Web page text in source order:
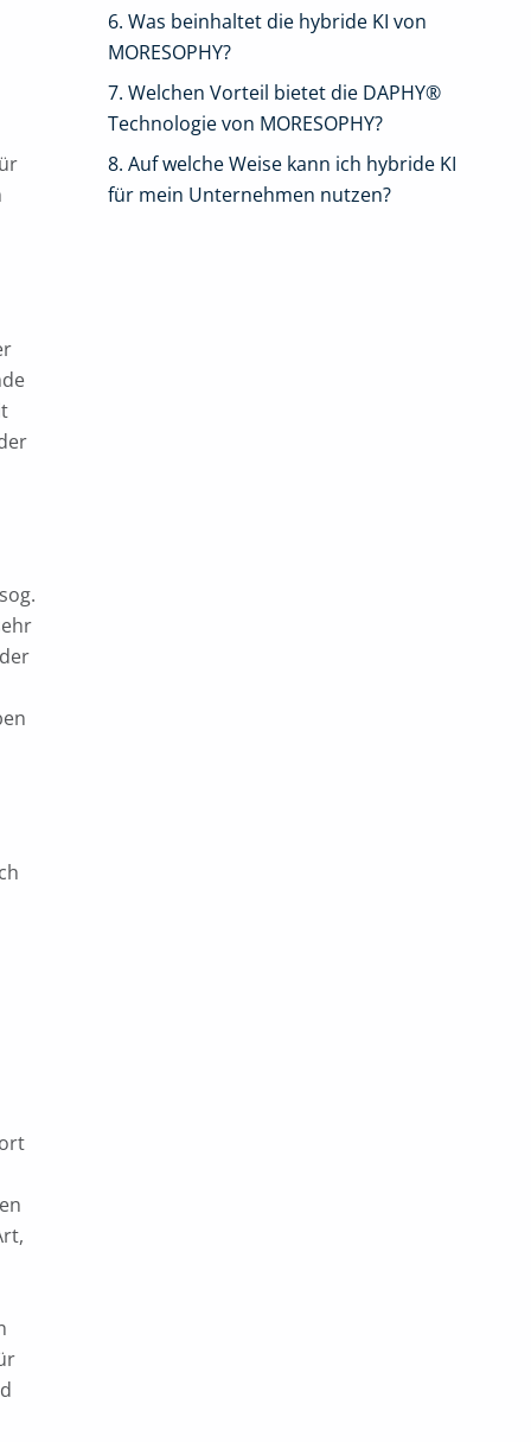
6. Was beinhaltet die hybride KI von
MORESOPHY?
7. Welchen Vorteil bietet die DAPHY®
Technologie von MORESOPHY?
8. Auf welche Weise kann ich hybride KI
für mein Unternehmen nutzen?